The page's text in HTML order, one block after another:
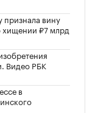
признала вину
хищении ₽7 млрд
Видео РБК
в